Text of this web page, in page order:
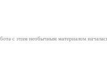
с этим необычным материалом